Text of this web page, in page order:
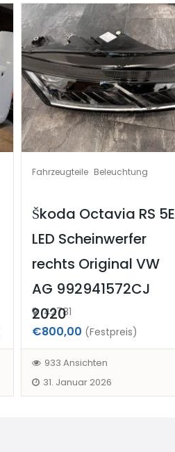
Fahrzeugteile Beleuchtung
Škoda Octavia RS 5E
LED Scheinwerfer
rechts Original VW
AG 992941572CJ
2020
42781
€800,00 (Festpreis)
933 Ansichten
31. Januar 2026